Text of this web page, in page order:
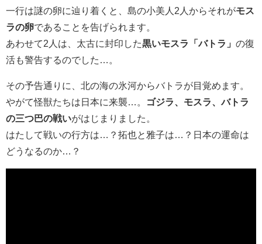
一行は謎の卵に辿り着くと、島の小美人2人からそれがモス
ラの卵であることを告げられます。
あわせて2人は、太古に封印した黒いモスラ「バトラ」 の復
活も警告するのでした…。
その予告通りに、北の海の氷河からバトラが目覚めます。
やがて怪獣たちは日本に来襲…。
ゴジラ、モスラ、バトラ
の三つ巴の戦いがはじまりました。
はたして戦いの行方は…？拓也と雅子は…？日本の運命は
どうなるのか…？